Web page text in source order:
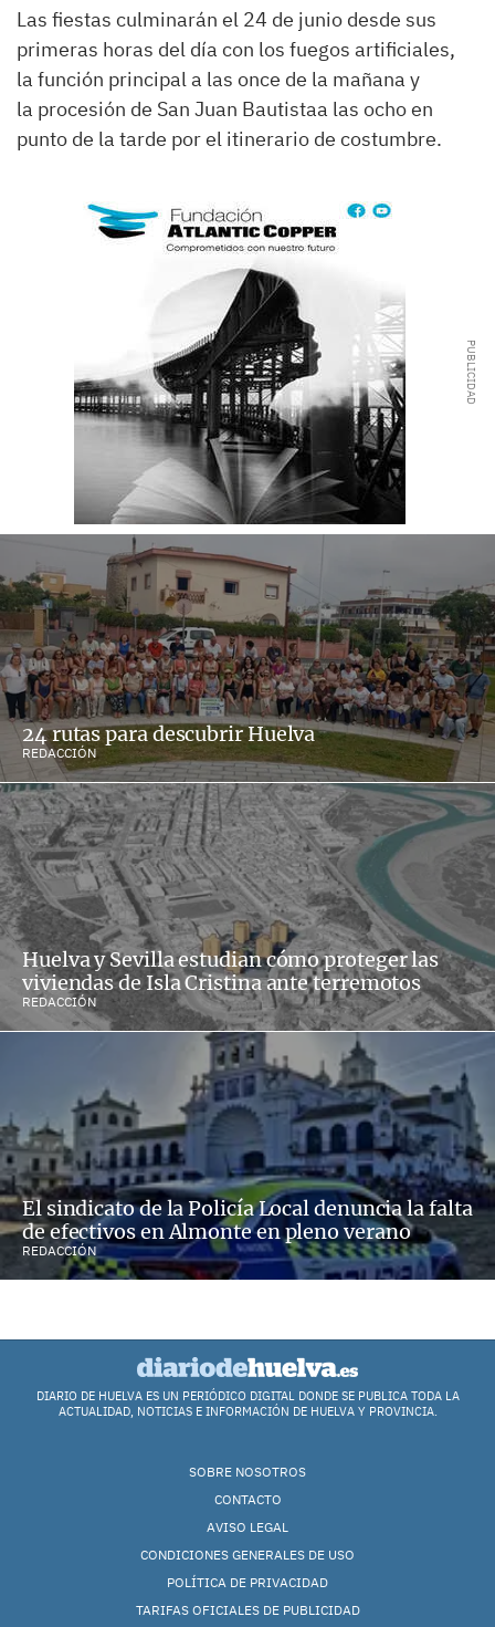
Las fiestas culminarán el 24 de junio desde sus
primeras horas del día con los fuegos artificiales,
la función principal a las once de la mañana y
la procesión de San Juan Bautistaa las ocho en
punto de la tarde por el itinerario de costumbre.
24 rutas para descubrir Huelva
REDACCIÓN
Huelva y Sevilla estudian cómo proteger las
viviendas de Isla Cristina ante terremotos
REDACCIÓN
El sindicato de la Policía Local denuncia la falta
de efectivos en Almonte en pleno verano
REDACCIÓN
DIARIO DE HUELVA ES UN PERIÓDICO DIGITAL DONDE SE PUBLICA TODA LA
ACTUALIDAD, NOTICIAS E INFORMACIÓN DE HUELVA Y PROVINCIA.
SOBRE NOSOTROS
CONTACTO
AVISO LEGAL
CONDICIONES GENERALES DE USO
POLÍTICA DE PRIVACIDAD
TARIFAS OFICIALES DE PUBLICIDAD